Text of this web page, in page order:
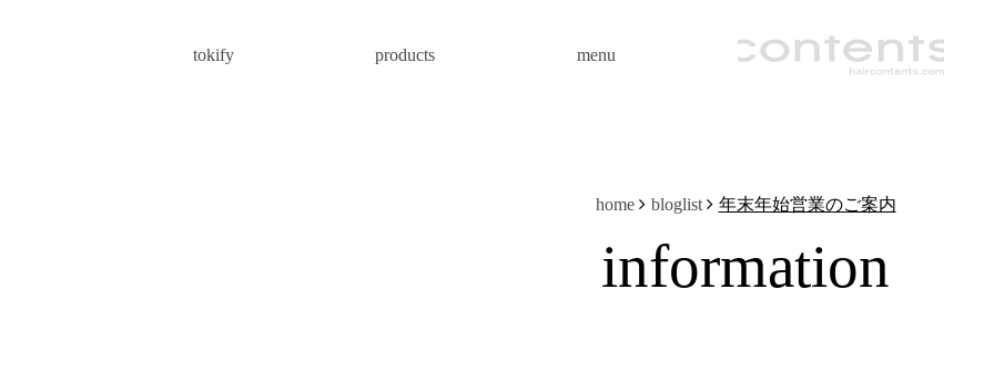
tokify products menu
home bloglist 年末年始営業のご案内
information